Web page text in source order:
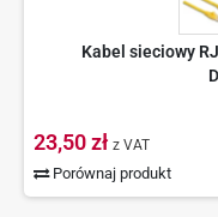
Kabel sieciowy
23,50 zł z VAT
Porównaj produkt